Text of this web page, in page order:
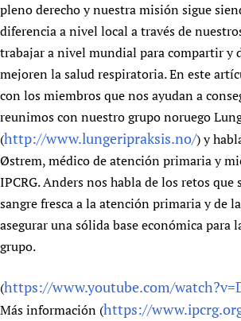
pleno derecho y nuestra misión sigue
diferencia a nivel local a través de
trabajar a nivel mundial para compartir y
mejoren la salud respiratoria. En este
con los miembros que nos ayudan a
reunimos con nuestro grupo noruego
(http://www.lungeripraksis.no/) y
Østrem, médico de atención primaria y
IPCRG. Anders nos habla de los retos
sangre fresca a la atención primaria y de
asegurar una sólida base económica para
grupo.
(https://www.youtube.com/
Más información (https://